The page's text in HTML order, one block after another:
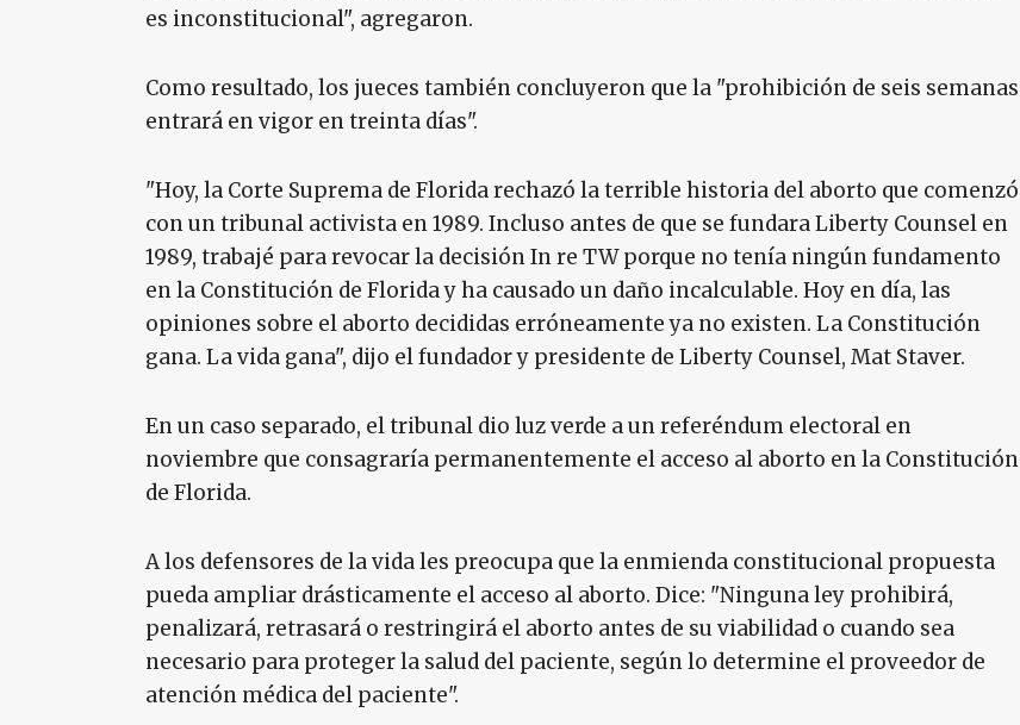
es inconstitucional", agregaron.
Como resultado, los jueces también concluyeron que la "prohibición de seis semanas
entrará en vigor en treinta días".
"Hoy, la Corte Suprema de Florida rechazó la terrible historia del aborto que comenzó
con un tribunal activista en 1989. Incluso antes de que se fundara Liberty Counsel en
1989, trabajé para revocar la decisión In re TW porque no tenía ningún fundamento
en la Constitución de Florida y ha causado un daño incalculable. Hoy en día, las
opiniones sobre el aborto decididas erróneamente ya no existen. La Constitución
gana. La vida gana", dijo el fundador y presidente de Liberty Counsel, Mat Staver.
En un caso separado, el tribunal dio luz verde a un referéndum electoral en
noviembre que consagraría permanentemente el acceso al aborto en la Constitución
de Florida.
A los defensores de la vida les preocupa que la enmienda constitucional propuesta
pueda ampliar drásticamente el acceso al aborto. Dice: "Ninguna ley prohibirá,
penalizará, retrasará o restringirá el aborto antes de su viabilidad o cuando sea
necesario para proteger la salud del paciente, según lo determine el proveedor de
atención médica del paciente".